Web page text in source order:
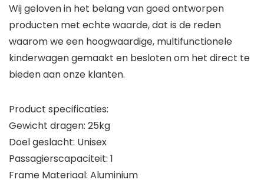
Wij geloven in het belang van goed ontworpen
producten met echte waarde, dat is de reden
waarom we een hoogwaardige, multifunctionele
kinderwagen gemaakt en besloten om het direct te
bieden aan onze klanten.
Product specificaties:
Gewicht dragen: 25kg
Doel geslacht: Unisex
Passagierscapaciteit: 1
Frame Materiaal: Aluminium